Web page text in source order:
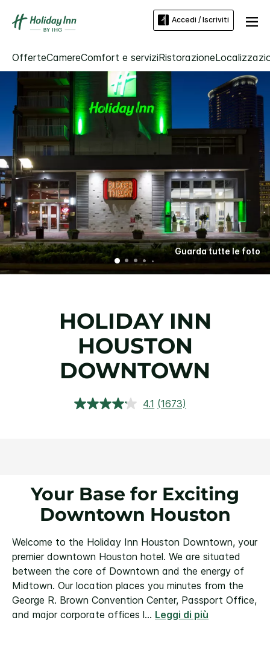
Accedi / Iscriviti
OfferteCamereComfort e serviziRistorazione
Guarda tutte le foto
HOLIDAY INN
HOUSTON
DOWNTOWN
4.1 Leggi
(1673)
Your Base for Exciting
Downtown Houston
Welcome to the Holiday Inn Houston Downtown, your
premier downtown Houston hotel. We are situated
between the core of Downtown and the energy of
Midtown. Our location places you minutes from the
George R. Brown Convention Center, Passport Office,
and major corporate offices l... Leggi di più